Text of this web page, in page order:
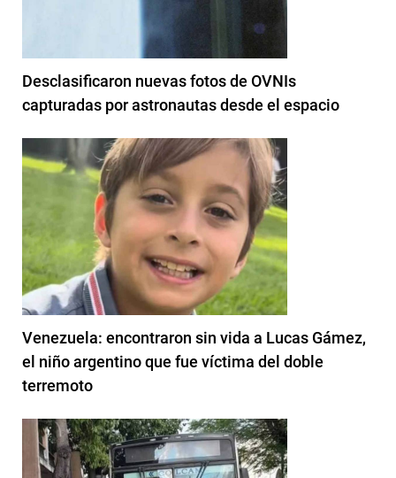
Desclasificaron nuevas fotos de OVNIs
capturadas por astronautas desde el espacio
Venezuela: encontraron sin vida a Lucas Gámez,
el niño argentino que fue víctima del doble
terremoto